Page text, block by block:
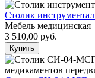
Столик
Мебель медицинская
3 510,00 руб.
Купить